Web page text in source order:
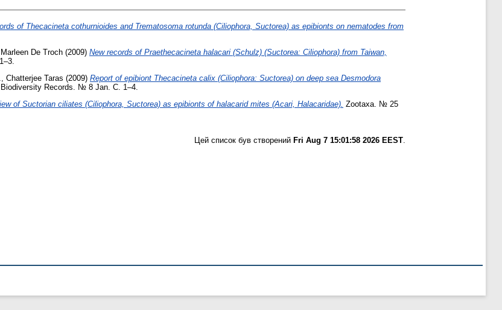
of Thecacineta cothurnioides and Trematosoma rotunda (Ciliophora, Suctorea) as epibionts on nematodes from
Marleen De Тroch (2009) New records of Praethecacineta halacari (Schulz) (Suctorea: Ciliophora) from Taiwan,
Chatterjee Taras (2009) Report of epibiont Thecacineta calix (Ciliophora: Suctorea) on deep sea Desmodora
Records. № 8 Jan. С. 1–4.
of Suctorian ciliates (Ciliophora, Suctorea) as epibionts of halacarid mites (Acari, Halacaridae). Zootaxa. № 25
Цей список був створений Fri Aug 7 15:01:58 2026 EEST